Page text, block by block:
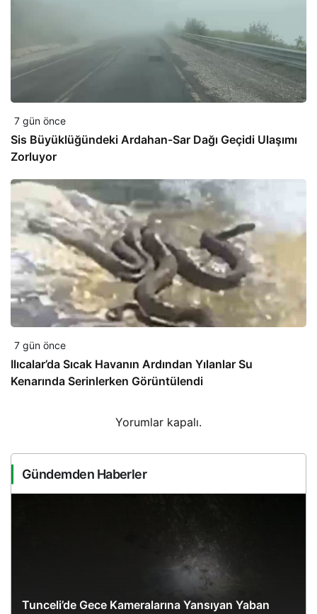
7 gün önce
Sis Büyüklüğündeki Ardahan-Sar Dağı Geçidi Ulaşımı
Zorluyor
7 gün önce
Ilıcalar’da Sıcak Havanın Ardından Yılanlar Su
Kenarında Serinlerken Görüntülendi
Yorumlar kapalı.
Gündemden Haberler
Tunceli’de Gece Kameralarına Yansıyan Yaban